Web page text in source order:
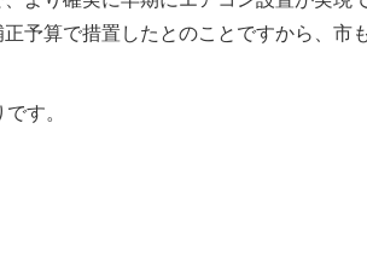
予算で措置したとのことですから、市
す。